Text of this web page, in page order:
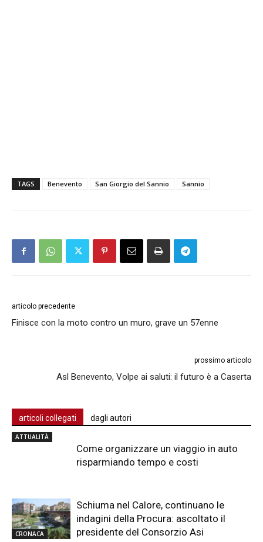
TAGS Benevento San Giorgio del Sannio Sannio
articolo precedente
Finisce con la moto contro un muro, grave un 57enne
prossimo articolo
Asl Benevento, Volpe ai saluti: il futuro è a Caserta
articoli collegati dagli autori
ATTUALITÀ
Come organizzare un viaggio in auto
risparmiando tempo e costi
CRONACA
Schiuma nel Calore, continuano le
indagini della Procura: ascoltato il
presidente del Consorzio Asi